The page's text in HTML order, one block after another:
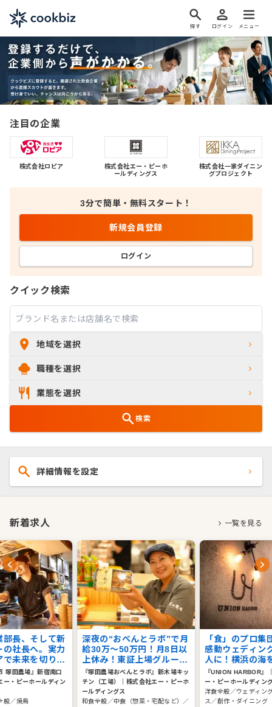
探す ログイン メニュー
飲食業界のプロと活躍できる仕事を見つけよう！
注目の企業
株式会社ロピア
株式会社エー・ピーホ
ールディングス
株式会社一家ダイニン
グプロジェクト
3分で簡単・無料スタート！
新規会員登録
ログイン
クイック検索
地域を選択
職種を選択
業態を選択
検索
詳細情報を設定
新着求人 一覧を見る
部長、そして新
の社長へ。実力
で未来を切り拓
。東証上場の
もと成長し、飲
。
塚田農場』新宿南口
ー・ピーホールディン
般／焼鳥
深夜の“おべんとラボ”で月
給30万～50万円！月8日以
上休み！東証上場グループ
の安定した基盤で、製造リ
ーダーから独立の夢まであ
なたのキャリアを全力で応
援します！
『塚田農場おべんとラボ』新木場キッ
チン（工場）
株式会社エー・ピーホ
ールディングス
和食全般／中食（惣菜・宅配など）／
「食」のプロ集
感動ウェディン
人に！横浜の海
な空間で、あな
アを形に。東証
基盤で、創造力
揮しよう！
『UNION HARBOR』
ー・ピーホールディン
洋食全般／ウェディン
ス／創作・ダイニング